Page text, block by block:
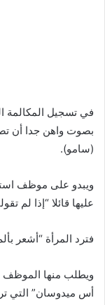
في تسجيل المكالمة
بصوت واهن جدا أن
(سامو).
ويبدو على موظف
عليها قائلا “إذا لم
فترد المرأة “أشعر
ويطلب منها
أس ميدوسان” التي